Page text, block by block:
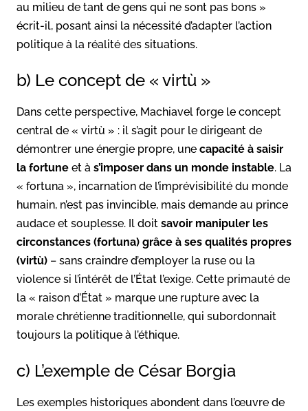
au milieu de tant de gens qui ne sont pas bons »
écrit-il, posant ainsi la nécessité d’adapter l’action
politique à la réalité des situations.
b) Le concept de « virtù »
Dans cette perspective, Machiavel forge le concept
central de « virtù » : il s’agit pour le dirigeant de
démontrer une énergie propre, une capacité à saisir
la fortune et à s’imposer dans un monde instable. La
« fortuna », incarnation de l’imprévisibilité du monde
humain, n’est pas invincible, mais demande au prince
audace et souplesse. Il doit savoir manipuler les
circonstances (fortuna) grâce à ses qualités propres
(virtù) – sans craindre d’employer la ruse ou la
violence si l’intérêt de l’État l’exige. Cette primauté de
la « raison d’État » marque une rupture avec la
morale chrétienne traditionnelle, qui subordonnait
toujours la politique à l’éthique.
c) L’exemple de César Borgia
Les exemples historiques abondent dans l’œuvre de